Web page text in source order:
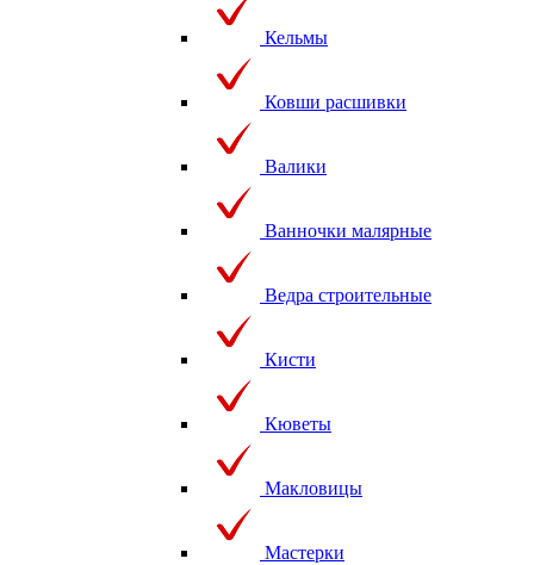
Кельмы
Ковши расшивки
Валики
Ванночки малярные
Ведра строительные
Кисти
Кюветы
Макловицы
Мастерки